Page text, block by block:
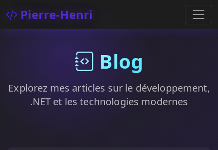
Pierre-Henri
Blog
Explorez mes articles sur le développement,
.NET et les technologies modernes